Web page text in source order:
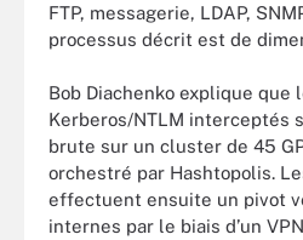
FTP, messagerie, LDAP,
processus décrit est de
Bob Diachenko explique que
Kerberos/NTLM interceptés
brute sur un cluster de 45
orchestré par Hashtopolis.
effectuent ensuite un pivot
internes par le biais d’un